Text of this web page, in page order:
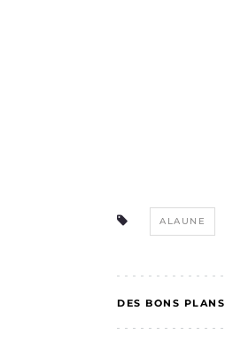
ALAUNE
DES BONS PLANS